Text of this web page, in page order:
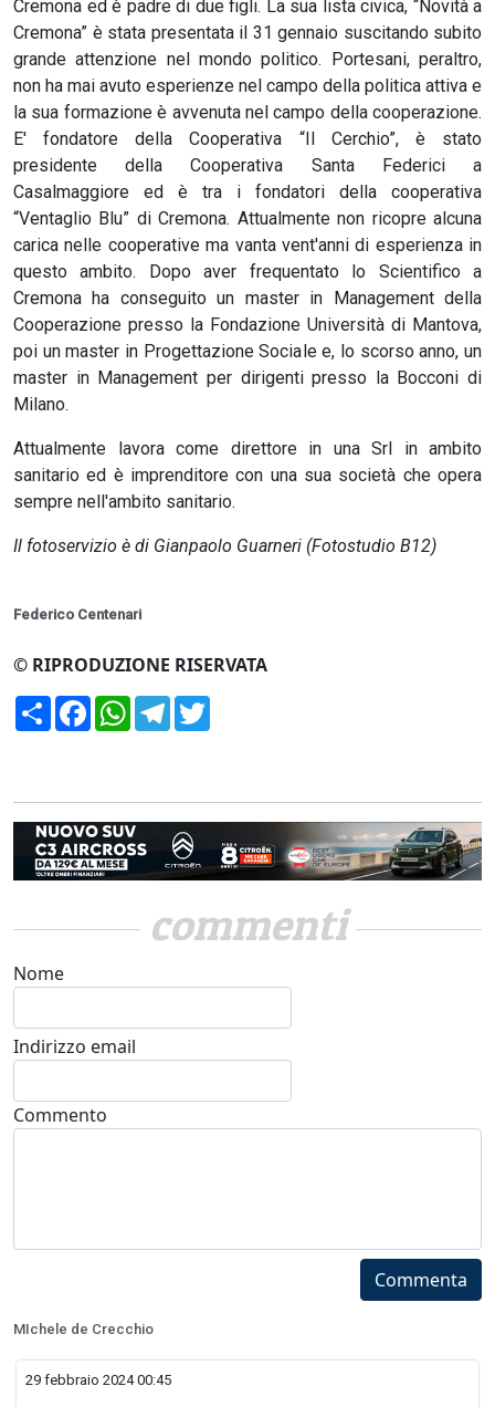
Cremona ed è padre di due figli. La sua lista civica, “Novità a
Cremona” è stata presentata il 31 gennaio suscitando subito
grande attenzione nel mondo politico. Portesani, peraltro,
non ha mai avuto esperienze nel campo della politica attiva e
la sua formazione è avvenuta nel campo della cooperazione.
E' fondatore della Cooperativa “Il Cerchio”, è stato
presidente della Cooperativa Santa Federici a
Casalmaggiore ed è tra i fondatori della cooperativa
“Ventaglio Blu” di Cremona. Attualmente non ricopre alcuna
carica nelle cooperative ma vanta vent'anni di esperienza in
questo ambito. Dopo aver frequentato lo Scientifico a
Cremona ha conseguito un master in Management della
Cooperazione presso la Fondazione Università di Mantova,
poi un master in Progettazione Sociale e, lo scorso anno, un
master in Management per dirigenti presso la Bocconi di
Milano.
Attualmente lavora come direttore in una Srl in ambito
sanitario ed è imprenditore con una sua società che opera
sempre nell'ambito sanitario.
Il fotoservizio è di Gianpaolo Guarneri (Fotostudio B12)
Federico Centenari
© RIPRODUZIONE RISERVATA
CondividiFacebookWhatsApp
Telegram
commenti
Nome
Indirizzo email
Commento
Commenta
MIchele de Crecchio
29 febbraio 2024 00:45